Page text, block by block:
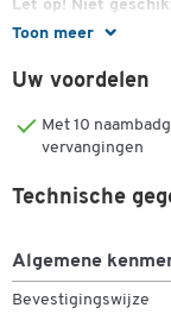
Toon meer
Let op! Niet
Uw voordelen
Met 10
vervangingen
Technische
Algemene
Bevestigingswijze